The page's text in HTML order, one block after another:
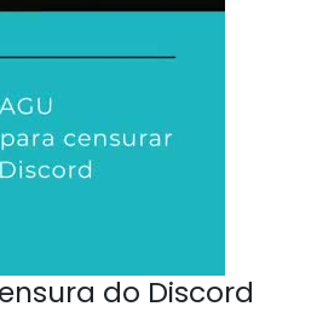
do Discord